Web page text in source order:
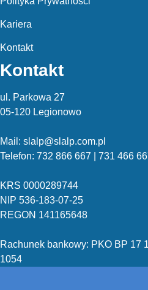
Kariera
Kontakt
Kontakt
ul. Parkowa 27
05-120 Legionowo
Mail: slalp@slalp.com.pl
Telefon: 732 866 667 | 731 466
KRS 0000289744
NIP 536-183-07-25
REGON 141165648
Rachunek bankowy: PKO BP 17
1054